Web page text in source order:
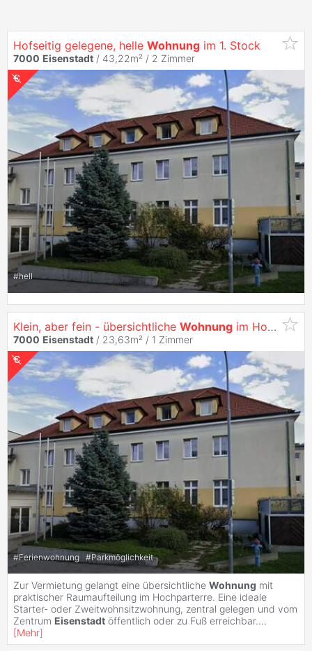
Hofseitig gelegene, helle Wohnung im 1. Stock
7000 Eisenstadt / 43,22m² / 2 Zimmer
#hell
Klein, aber fein - übersichtliche Wohnung im Hochparterre
7000 Eisenstadt / 23,63m² / 1 Zimmer
#Ferienwohnung #Parkmöglichkeit
Zur Vermietung gelangt eine übersichtliche Wohnung mit
praktischer Raumaufteilung im Hochparterre. Eine ideale
Starter- oder Zweitwohnsitzwohnung, zentral gelegen und vom
Zentrum Eisenstadt öffentlich oder zu Fuß erreichbar....
[Mehr]